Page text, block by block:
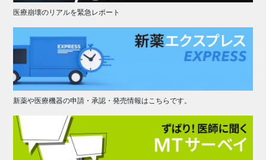
医療崩壊のリアルを緊急レポート
新薬や医療機器の申請・承認・発売情報はこちらです。